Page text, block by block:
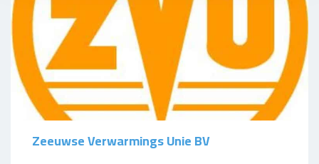
Zeeuwse Verwarmings Unie BV